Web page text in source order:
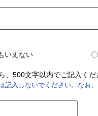
いえない
、500文字以内でご記入く
記入しないでください。なお